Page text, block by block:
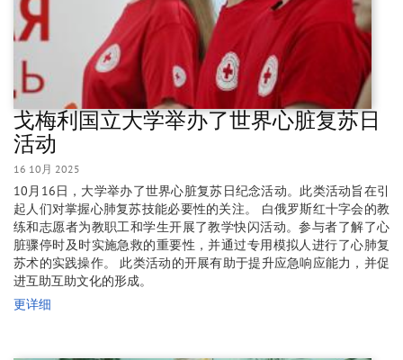
戈梅利国立大学举办了世界心脏复苏日
活动
16 10月 2025
10月16日，大学举办了世界心脏复苏日纪念活动。此类活动旨在引
起人们对掌握心肺复苏技能必要性的关注。 白俄罗斯红十字会的教
练和志愿者为教职工和学生开展了教学快闪活动。参与者了解了心
脏骤停时及时实施急救的重要性，并通过专用模拟人进行了心肺复
苏术的实践操作。 此类活动的开展有助于提升应急响应能力，并促
进互助互助文化的形成。
更详细